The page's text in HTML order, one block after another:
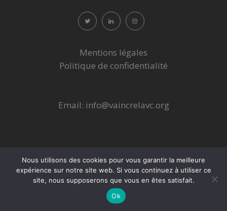
Mentions légales
Politique de confidentialité
Email: info@vaincrelavc.org
Site développé par Sollerto
Nous utilisons des cookies pour vous garantir la meilleure
expérience sur notre site web. Si vous continuez à utiliser ce
site, nous supposerons que vous en êtes satisfait.
Ok